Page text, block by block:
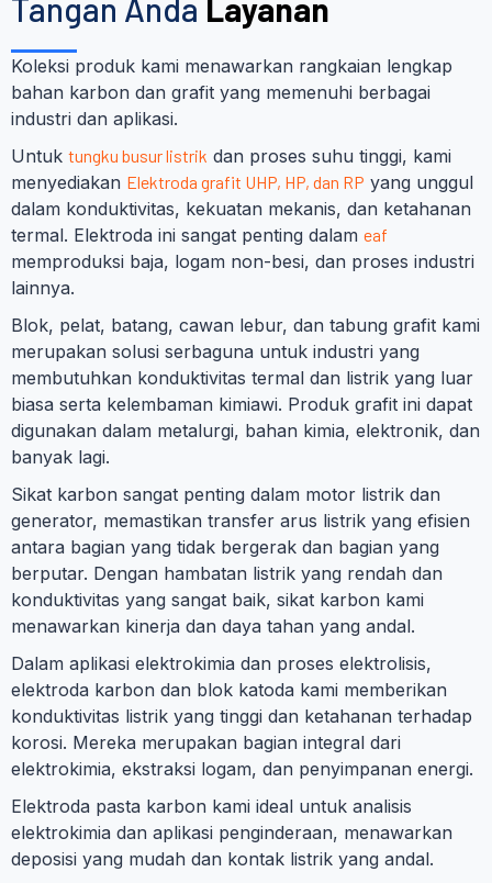
Tangan Anda Layanan
Koleksi produk kami menawarkan rangkaian lengkap
bahan karbon dan grafit yang memenuhi berbagai
industri dan aplikasi.
Untuk tungku busur listrik dan proses suhu tinggi, kami
menyediakan Elektroda grafit UHP, HP, dan RP yang unggul
dalam konduktivitas, kekuatan mekanis, dan ketahanan
termal. Elektroda ini sangat penting dalam eaf
memproduksi baja, logam non-besi, dan proses industri
lainnya.
Blok, pelat, batang, cawan lebur, dan tabung grafit kami
merupakan solusi serbaguna untuk industri yang
membutuhkan konduktivitas termal dan listrik yang luar
biasa serta kelembaman kimiawi. Produk grafit ini dapat
digunakan dalam metalurgi, bahan kimia, elektronik, dan
banyak lagi.
Sikat karbon sangat penting dalam motor listrik dan
generator, memastikan transfer arus listrik yang efisien
antara bagian yang tidak bergerak dan bagian yang
berputar. Dengan hambatan listrik yang rendah dan
konduktivitas yang sangat baik, sikat karbon kami
menawarkan kinerja dan daya tahan yang andal.
Dalam aplikasi elektrokimia dan proses elektrolisis,
elektroda karbon dan blok katoda kami memberikan
konduktivitas listrik yang tinggi dan ketahanan terhadap
korosi. Mereka merupakan bagian integral dari
elektrokimia, ekstraksi logam, dan penyimpanan energi.
Elektroda pasta karbon kami ideal untuk analisis
elektrokimia dan aplikasi penginderaan, menawarkan
deposisi yang mudah dan kontak listrik yang andal.